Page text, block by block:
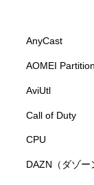
AnyCast
AOMEI
AviUtl
Call of Duty
CPU
DAZN（ダゾー